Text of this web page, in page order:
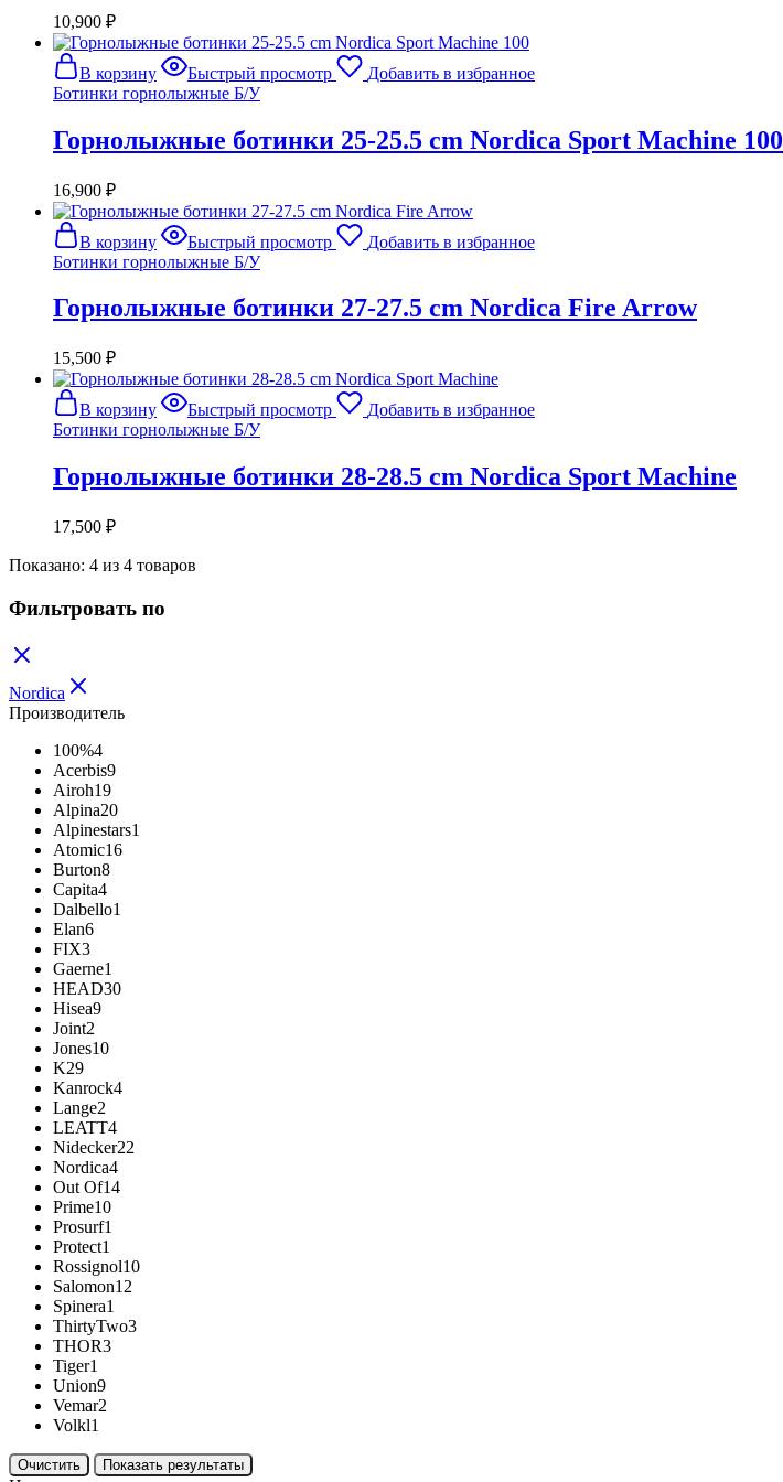
10,900 ₽
В корзину Быстрый просмотр
Добавить в избранное
Ботинки горнолыжные Б/У
Горнолыжные ботинки 25-25.5 cm Nordica Sport Machine 100
16,900 ₽
В корзину Быстрый просмотр
Добавить в избранное
Ботинки горнолыжные Б/У
Горнолыжные ботинки 27-27.5 cm Nordica Fire Arrow
15,500 ₽
В корзину Быстрый просмотр
Добавить в избранное
Ботинки горнолыжные Б/У
Горнолыжные ботинки 28-28.5 cm Nordica Sport Machine
17,500 ₽
Показано: 4 из 4 товаров
Фильтровать по
Nordica
Производитель
100%4
Acerbis9
Airoh19
Alpina20
Alpinestars1
Atomic16
Burton8
Capita4
Dalbello1
Elan6
FIX3
Gaerne1
HEAD30
Hisea9
Joint2
Jones10
K29
Kanrock4
Lange2
LEATT4
Nidecker22
Nordica4
Out Of14
Prime10
Prosurf1
Protect1
Rossignol10
Salomon12
Spinera1
ThirtyTwo3
THOR3
Tiger1
Union9
Vemar2
Volkl1
Очистить Показать результаты